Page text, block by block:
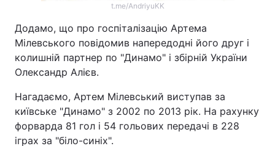
t.me/AndriyuKK
Додамо, що про госпіталізацію Артема
Мілевського повідомив напередодні його друг і
колишній партнер по "Динамо" і збірній України
Олександр Алієв.
Нагадаємо, Артем Мілевський виступав за
київське "Динамо" з 2002 по 2013 рік. На рахунку
форварда 81 гол і 54 гольових передачі в 228
іграх за "біло-синіх".